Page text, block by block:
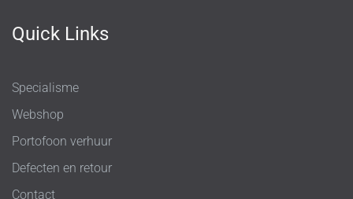
Quick Links
Specialisme
Webshop
Portofoon verhuur
Defecten en retour
Contact